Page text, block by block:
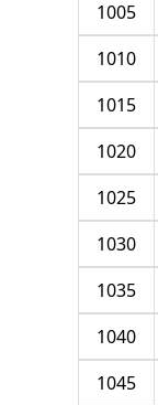
1005
1010
1015
1020
1025
1030
1035
1040
1045